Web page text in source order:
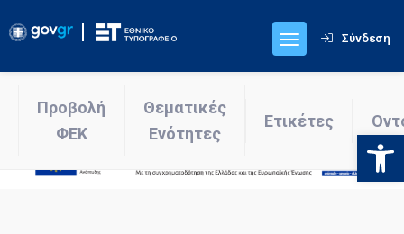
Σύνδεση
Προβολή
ΦΕΚ
Θεματικές
Ενότητες
Ετικέτες